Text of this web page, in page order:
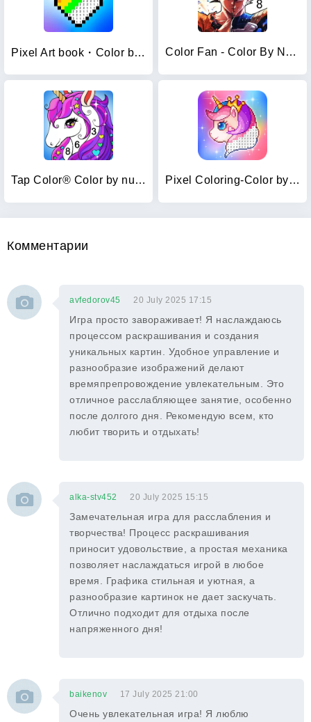
Pixel Art book・Color by number Color Fan - Color By Number
Tap Color® Color by number Pixel Coloring-Color by number
Комментарии
avfedorov45 20 July 2025 17:15
Игра просто завораживает! Я наслаждаюсь
процессом раскрашивания и создания
уникальных картин. Удобное управление и
разнообразие изображений делают
времяпрепровождение увлекательным. Это
отличное расслабляющее занятие, особенно
после долгого дня. Рекомендую всем, кто
любит творить и отдыхать!
alka-stv452 20 July 2025 15:15
Замечательная игра для расслабления и
творчества! Процесс раскрашивания
приносит удовольствие, а простая механика
позволяет наслаждаться игрой в любое
время. Графика стильная и уютная, а
разнообразие картинок не дает заскучать.
Отлично подходит для отдыха после
напряженного дня!
baikenov 17 July 2025 21:00
Очень увлекательная игра! Я люблю